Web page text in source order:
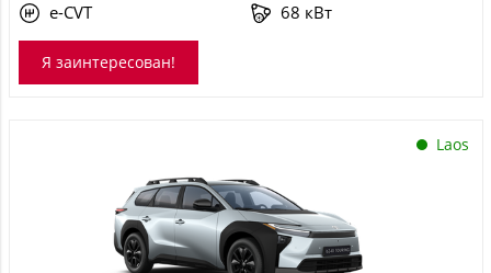
e-CVT
68 кВт
Я заинтересован!
Laos